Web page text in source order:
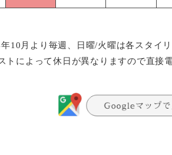
10月より毎週、日曜/火曜は各スタイリ
トによって休日が異なりますので直接